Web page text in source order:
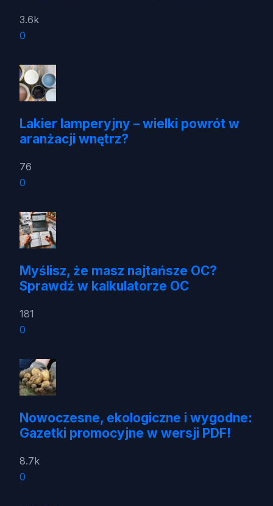
3.6k
0
Lakier lamperyjny – wielki powrót w
aranżacji wnętrz?
76
0
Myślisz, że masz najtańsze OC?
Sprawdź w kalkulatorze OC
181
0
Nowoczesne, ekologiczne i wygodne:
Gazetki promocyjne w wersji PDF!
8.7k
0